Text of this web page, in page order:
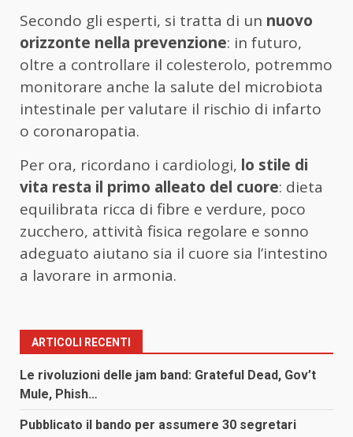
Secondo gli esperti, si tratta di un nuovo
orizzonte nella prevenzione: in futuro,
oltre a controllare il colesterolo, potremmo
monitorare anche la salute del microbiota
intestinale per valutare il rischio di infarto
o coronaropatia.
Per ora, ricordano i cardiologi, lo stile di
vita resta il primo alleato del cuore: dieta
equilibrata ricca di fibre e verdure, poco
zucchero, attività fisica regolare e sonno
adeguato aiutano sia il cuore sia l’intestino
a lavorare in armonia.
ARTICOLI RECENTI
Le rivoluzioni delle jam band: Grateful Dead, Gov’t
Mule, Phish…
Pubblicato il bando per assumere 30 segretari